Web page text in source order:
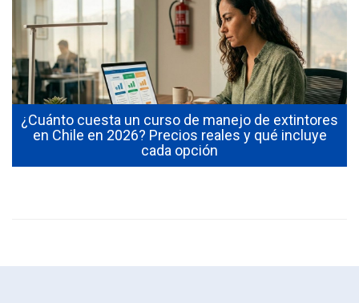
¿Cuánto cuesta un curso de manejo de extintores
en Chile en 2026? Precios reales y qué incluye
cada opción